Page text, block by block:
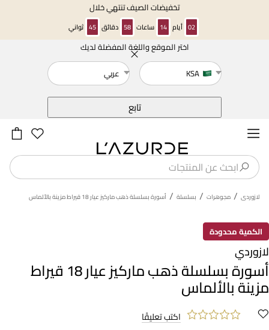
تخفيضات الصيف تنتهي خلال
02 أيام 14 ساعات 58 دقائق 45 ثواني
اختر الموقع واللغة المفضلة لديك
KSA
عربي
تابع
لازوردى / مجوهرات / بسلسلة / أسورة بسلسلة ذهب ماركيز عيار 18 قيراط مزينة بالألماس
الكمية محدودة
لازوردي
أسورة بسلسلة ذهب ماركيز عيار 18 قيراط
مزينة بالألماس
اكتب تعليقًا